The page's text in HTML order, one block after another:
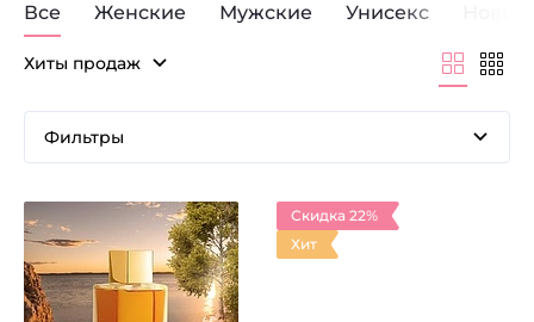
Все Женские Мужские Унисекс
Хиты продаж
Фильтры
Скидка 22%
Хит